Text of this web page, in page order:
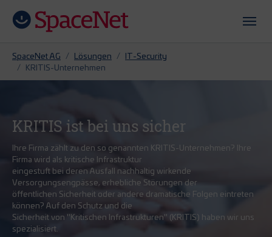
SpaceNet AG Lösungen
IT-Security
KRITIS-Unternehmen
KRITIS ist bei uns sicher
Ihre Firma zählt zu den so genannten KRITIS-Unternehmen? Ihre
Firma wird als kritische Infrastruktur
eingestuft bei deren Ausfall nachhaltig wirkende
Versorgungsengpässe, erhebliche Störungen der
öffentlichen Sicherheit oder andere dramatische Folgen eintreten
können? Auf den Schutz und die
Sicherheit von "Kritischen Infrastrukturen" (KRITIS) haben wir uns
spezialisiert.